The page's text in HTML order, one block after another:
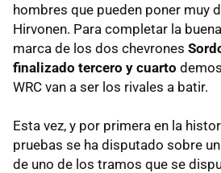
hombres que pueden poner muy
Hirvonen. Para completar la
marca de los dos chevrones
finalizado tercero y cuarto
WRC van a ser los rivales a batir.
Esta vez, y por primera en la
pruebas se ha disputado sobre
de uno de los tramos que se